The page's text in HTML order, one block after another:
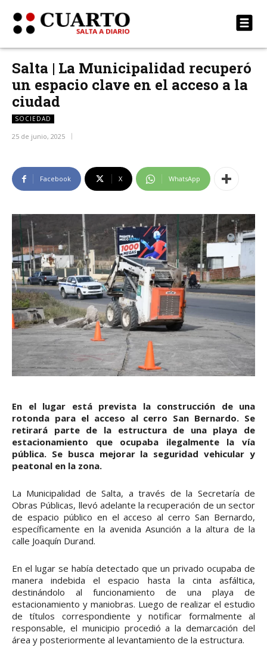
Salta | La Municipalidad recuperó
un espacio clave en el acceso a la
ciudad
SOCIEDAD
25 de junio, 2025
Facebook X WhatsApp
En el lugar está prevista la construcción de una
rotonda para el acceso al cerro San Bernardo. Se
retirará parte de la estructura de una playa de
estacionamiento que ocupaba ilegalmente la vía
pública. Se busca mejorar la seguridad vehicular y
peatonal en la zona.
La Municipalidad de Salta, a través de la Secretaría de
Obras Públicas, llevó adelante la recuperación de un sector
de espacio público en el acceso al cerro San Bernardo,
específicamente en la avenida Asunción a la altura de la
calle Joaquín Durand.
En el lugar se había detectado que un privado ocupaba de
manera indebida el espacio hasta la cinta asfáltica,
destinándolo al funcionamiento de una playa de
estacionamiento y maniobras. Luego de realizar el estudio
de títulos correspondiente y notificar formalmente al
responsable, el municipio procedió a la demarcación del
área y posteriormente al levantamiento de la estructura.